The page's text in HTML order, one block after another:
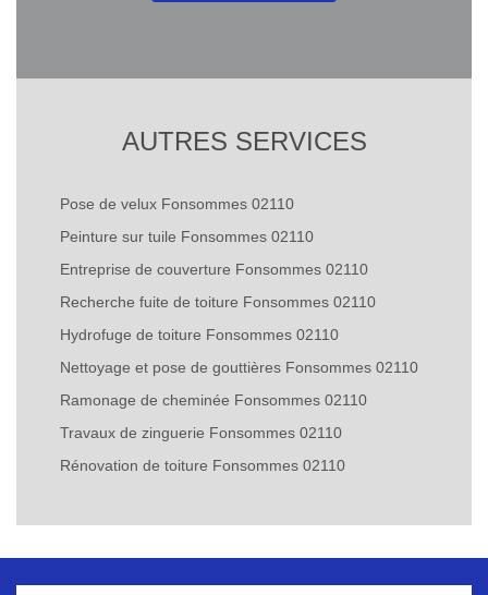
AUTRES SERVICES
Pose de velux Fonsommes 02110
Peinture sur tuile Fonsommes 02110
Entreprise de couverture Fonsommes 02110
Recherche fuite de toiture Fonsommes 02110
Hydrofuge de toiture Fonsommes 02110
Nettoyage et pose de gouttières Fonsommes 02110
Ramonage de cheminée Fonsommes 02110
Travaux de zinguerie Fonsommes 02110
Rénovation de toiture Fonsommes 02110